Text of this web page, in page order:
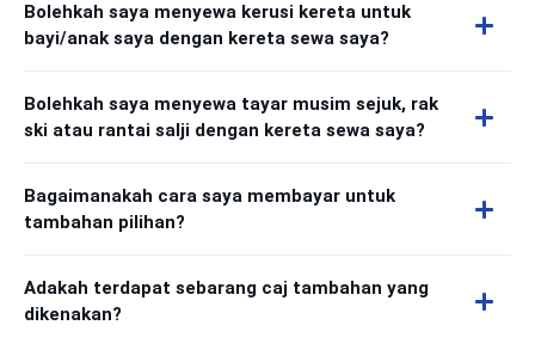
Bolehkah saya menyewa kerusi kereta untuk
bayi/anak saya dengan kereta sewa saya?
Bolehkah saya menyewa tayar musim sejuk, rak
ski atau rantai salji dengan kereta sewa saya?
Bagaimanakah cara saya membayar untuk
tambahan pilihan?
Adakah terdapat sebarang caj tambahan yang
dikenakan?